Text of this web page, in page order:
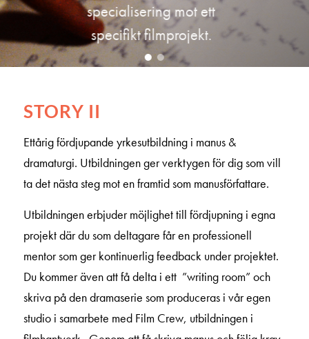
specialisering mot ett
specifikt filmprojekt.
STORY II
Ettårig fördjupande yrkesutbildning i manus &
dramaturgi. Utbildningen ger verktygen för dig som vill
ta det nästa steg mot en framtid som manusförfattare.
Utbildningen erbjuder möjlighet till fördjupning i egna
projekt där du som deltagare får en professionell
mentor som ger kontinuerlig feedback under projektet.
Du kommer även att få delta i ett ”writing room” och
skriva på den dramaserie som produceras i vår egen
studio i samarbete med Film Crew, utbildningen i